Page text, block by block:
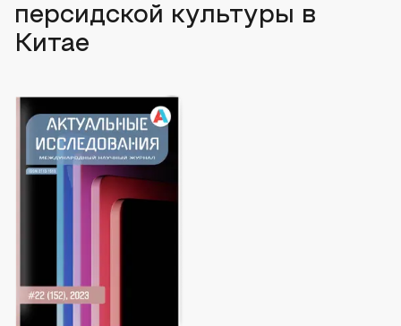
персидской культуры в
Китае